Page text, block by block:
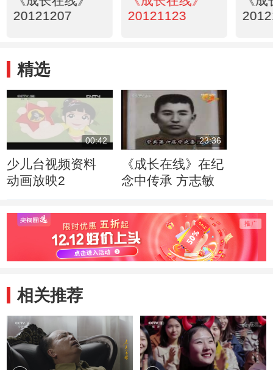
20121207
20121123
精选
00:42
少儿台视频资料
动画放映2
23:36
《成长在线》在纪
念中传承 方志敏
相关推荐